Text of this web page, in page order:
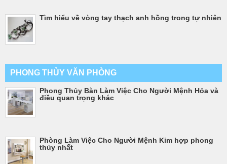
Tìm hiểu về vòng tay thạch anh hồng trong tự nhiên
PHONG THỦY VĂN PHÒNG
Phong Thủy Bàn Làm Việc Cho Người Mệnh Hỏa và
điều quan trọng khác
Phòng Làm Việc Cho Người Mệnh Kim hợp phong
thủy nhất